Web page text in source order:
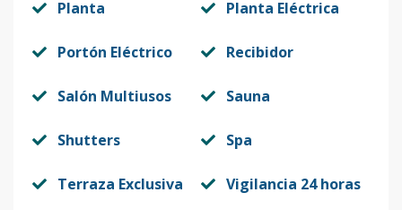
Planta Planta Eléctrica
Portón Eléctrico Recibidor
Salón Multiusos Sauna
Shutters Spa
Terraza Exclusiva Vigilancia 24 horas